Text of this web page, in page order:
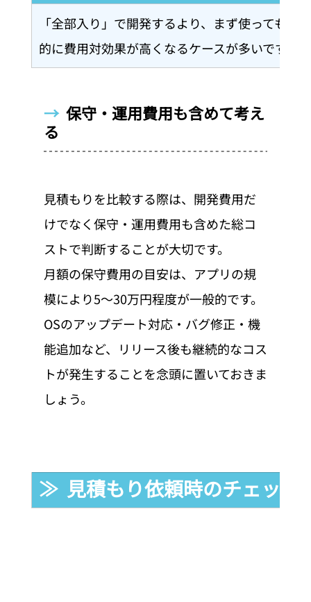
「全部入り」で開発するより、まず使ってもら
的に費用対効果が高くなるケースが多いです。
→ 保守・運用費用も含めて考え
る
見積もりを比較する際は、開発費用だ
けでなく保守・運用費用も含めた総コ
ストで判断することが大切です。
月額の保守費用の目安は、アプリの規
模により5〜30万円程度が一般的です。
OSのアップデート対応・バグ修正・機
能追加など、リリース後も継続的なコス
トが発生することを念頭に置いておきま
しょう。
≫  見積もり依頼時のチェック